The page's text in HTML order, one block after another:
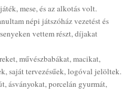
mese, és az alkotás volt.
népi játszóház vezetést és
vettem részt, díjakat
művészbabákat, macikat,
saját tervezésűek, logóval jelöltek.
ásványokat, porcelán gyurmát,